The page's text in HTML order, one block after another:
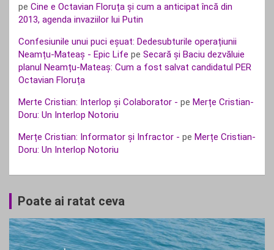
pe Cine e Octavian Floruța și cum a anticipat încă din
2013, agenda invaziilor lui Putin
Confesiunile unui puci eșuat: Dedesubturile operațiunii
Neamțu-Mateaș - Epic Life pe Secară și Baciu dezvăluie
planul Neamțu-Mateaș: Cum a fost salvat candidatul PER
Octavian Floruța
Merte Cristian: Interlop și Colaborator - pe Merțe Cristian-
Doru: Un Interlop Notoriu
Merțe Cristian: Informator și Infractor - pe Merțe Cristian-
Doru: Un Interlop Notoriu
Poate ai ratat ceva